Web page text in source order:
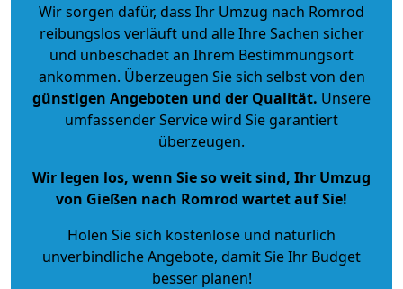
Wir sorgen dafür, dass Ihr Umzug nach Romrod
reibungslos verläuft und alle Ihre Sachen sicher
und unbeschadet an Ihrem Bestimmungsort
ankommen. Überzeugen Sie sich selbst von den
günstigen Angeboten und der Qualität. Unsere
umfassender Service wird Sie garantiert
überzeugen.
Wir legen los, wenn Sie so weit sind, Ihr Umzug
von Gießen nach Romrod wartet auf Sie!
Holen Sie sich kostenlose und natürlich
unverbindliche Angebote, damit Sie Ihr Budget
besser planen!